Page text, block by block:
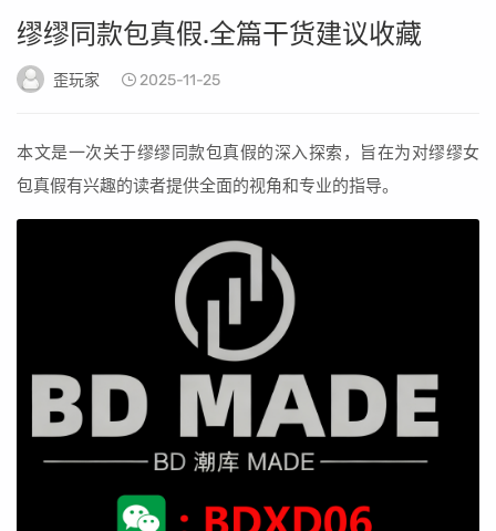
缪缪同款包真假.全篇干货建议收藏
歪玩家 2025-11-25
本文是一次关于缪缪同款包真假的深入探索，旨在为对缪缪女
包真假有兴趣的读者提供全面的视角和专业的指导。